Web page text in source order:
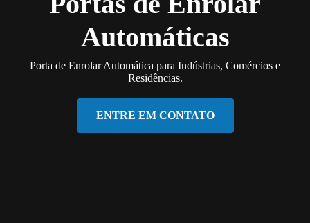
Automáticas
Porta de Enrolar Automática para Indústrias, Comércios e
Residências.
ENTRE EM CONTATO